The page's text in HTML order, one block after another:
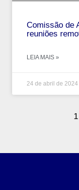
Comissão de
reuniões
LEIA MAIS »
24 de abril de 2024
1